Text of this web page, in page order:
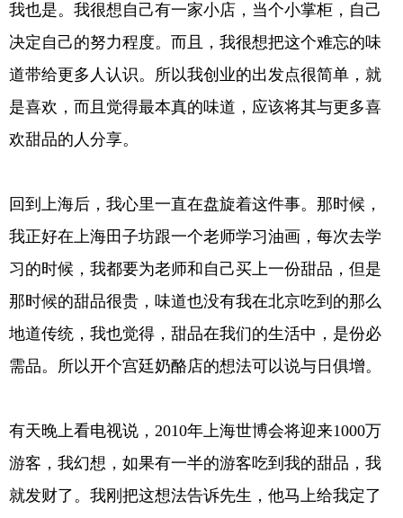
我也是。我很想自己有一家小店，当个小掌柜，自己
决定自己的努力程度。而且，我很想把这个难忘的味
道带给更多人认识。所以我创业的出发点很简单，就
是喜欢，而且觉得最本真的味道，应该将其与更多喜
欢甜品的人分享。
回到上海后，我心里一直在盘旋着这件事。那时候，
我正好在上海田子坊跟一个老师学习油画，每次去学
习的时候，我都要为老师和自己买上一份甜品，但是
那时候的甜品很贵，味道也没有我在北京吃到的那么
地道传统，我也觉得，甜品在我们的生活中，是份必
需品。所以开个宫廷奶酪店的想法可以说与日俱增。
有天晚上看电视说，2010年上海世博会将迎来1000万
游客，我幻想，如果有一半的游客吃到我的甜品，我
就发财了。我刚把这想法告诉先生，他马上给我定了